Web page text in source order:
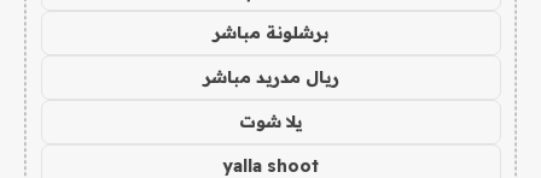
برشلونة مباشر
ريال مدريد مباشر
يلا شوت
yalla shoot